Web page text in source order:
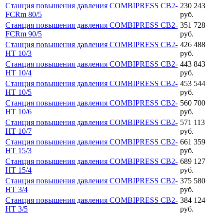
Станция повышения давления COMBIPRESS CB2-
FCRm 80/5
230 243
руб.
Станция повышения давления COMBIPRESS CB2-
FCRm 90/5
351 728
руб.
Станция повышения давления COMBIPRESS CB2-
HT 10/3
426 488
руб.
Станция повышения давления COMBIPRESS CB2-
HT 10/4
443 843
руб.
Станция повышения давления COMBIPRESS CB2-
HT 10/5
453 544
руб.
Станция повышения давления COMBIPRESS CB2-
HT 10/6
560 700
руб.
Станция повышения давления COMBIPRESS CB2-
HT 10/7
571 113
руб.
Станция повышения давления COMBIPRESS CB2-
HT 15/3
661 359
руб.
Станция повышения давления COMBIPRESS CB2-
HT 15/4
689 127
руб.
Станция повышения давления COMBIPRESS CB2-
HT 3/4
375 580
руб.
Станция повышения давления COMBIPRESS CB2-
HT 3/5
384 124
руб.